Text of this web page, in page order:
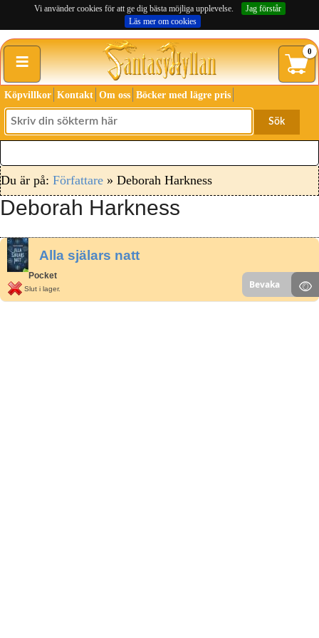
Vi använder cookies för att ge dig bästa möjliga upplevelse.
Jag förstår
Läs mer om cookies
≡ 0
Köpvillkor Kontakt Om oss Böcker med lägre pris
Sök
Du är på: Författare » Deborah Harkness
Deborah Harkness
Alla själars natt
Pocket
Slut i lager. Bevaka